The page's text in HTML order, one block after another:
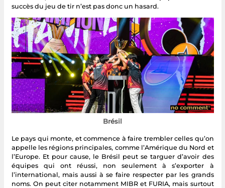
succès du jeu de tir n’est pas donc un hasard.
Brésil
Le pays qui monte, et commence à faire trembler celles qu’on
appelle les régions principales, comme l’Amérique du Nord et
l’Europe. Et pour cause, le Brésil peut se targuer d’avoir des
équipes qui ont réussi, non seulement à s’exporter à
l’international, mais aussi à se faire respecter par les grands
noms. On peut citer notamment MIBR et FURIA, mais surtout